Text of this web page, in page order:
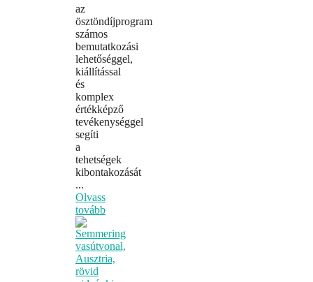
az
ösztöndíjprogram
számos
bemutatkozási
lehetőséggel,
kiállítással
és
komplex
értékképző
tevékenységgel
segíti
a
tehetségek
kibontakozását
...
Olvass
tovább